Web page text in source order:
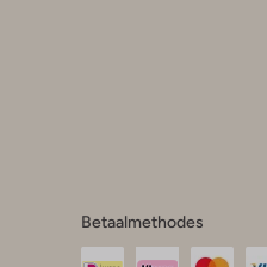
Betaalmethodes